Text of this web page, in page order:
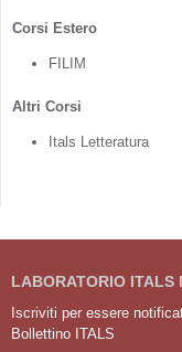
Corsi Estero
FILIM
Altri Corsi
Itals Letteratura
LABORATORIO ITALS
Iscriviti per essere
Bollettino ITALS